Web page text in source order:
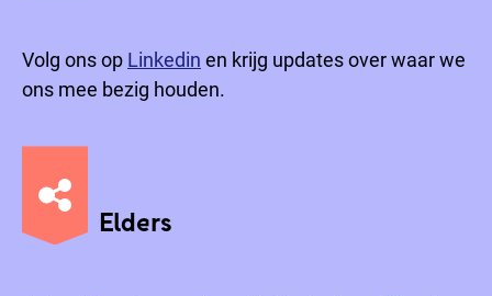
Volg ons op Linkedin en krijg updates over waar we
ons mee bezig houden.
Elders